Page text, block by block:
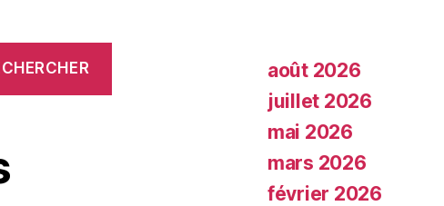
août 2026
juillet 2026
mai 2026
mars 2026
février 2026